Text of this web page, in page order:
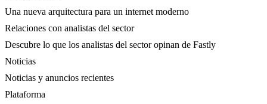
Una nueva arquitectura para un internet moderno
Relaciones con analistas del sector
Descubre lo que los analistas del sector opinan de Fastly
Noticias
Noticias y anuncios recientes
Plataforma